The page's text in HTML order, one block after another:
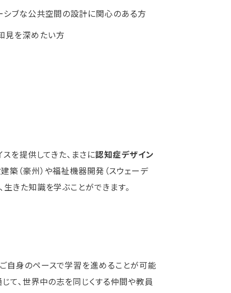
シブな公共空間の設計に関心のある方
見を深めたい方
を提供してきた、まさに認知症デザイン
築（豪州）や福祉機器開発（スウェーデ
きた知識を学ぶことができます。
自身のペースで学習を進めることが可能
て、世界中の志を同じくする仲間や教員